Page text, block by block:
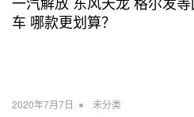
车 哪款更划算？
2020年7月7日 • 未分类